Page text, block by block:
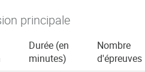
principale
Durée (en
minutes)
Nombre
d'épreuves